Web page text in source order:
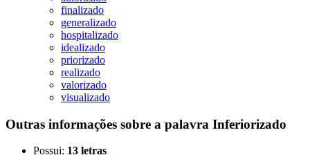
finalizado
generalizado
hospitalizado
idealizado
priorizado
realizado
valorizado
visualizado
Outras informações sobre a palavra Inferiorizado
Possui: 13 letras